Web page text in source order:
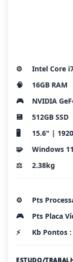
⚙️
Intel Core
🧠
16GB RAM
🎮
NVIDIA
💾
512GB SSD
🖥️
15.6" |
🧩
Windows
⚖️
2.38kg
⚙️
Pts
🎮
Pts Placa
⚡
Kb Pontos :